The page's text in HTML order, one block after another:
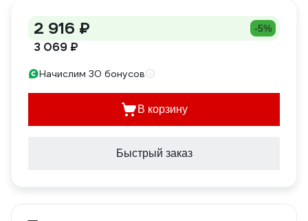
2 916 ₽ -5%
3 069 ₽
Начислим 30 бонусов
В корзину
Быстрый заказ